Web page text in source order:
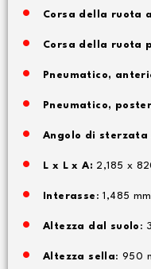
Corsa della ruota
Corsa della ruota
Pneumatico,
Pneumatico,
Angolo di sterzata
L x L x A: 2,185 x
Interasse : 1,485 mm
Altezza dal suolo :
Altezza sella: 950